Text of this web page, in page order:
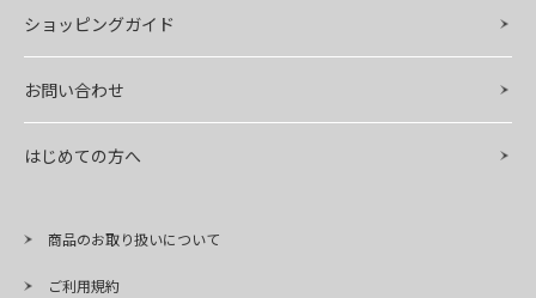
ショッピングガイド
お問い合わせ
はじめての方へ
商品のお取り扱いについて
ご利用規約